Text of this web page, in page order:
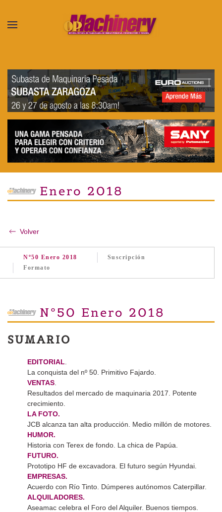
Skip to main content
Enero 2018
Volver
Nº50 Enero 2018
Suscripción
Formato
Nº50 Enero 2018
SUMARIO
EDITORIAL
La conquista del nº 50. Primitivo Fajardo.
VENTAS
Resultados del mercado de maquinaria 2017. Potente
crecimiento.
LA FOTO.
JCB alcanza tan alta producción. Medio millón de motores.
HUMOR.
Historia con Terex de fondo. La chica de Papúa.
FUTURO.
Prototipo HF de excavadora. El futuro según Hyundai.
EMPRESAS.
Acuerdo con Río Tinto. Dúmperes autónomos Caterpillar.
ALQUILADORES.
Aseamac celebra el Foro del Alquiler. Buenos tiempos.